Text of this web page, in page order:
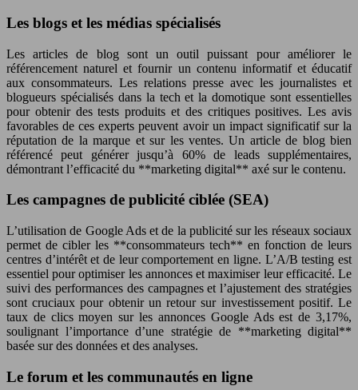
Les blogs et les médias spécialisés
Les articles de blog sont un outil puissant pour améliorer le
référencement naturel et fournir un contenu informatif et éducatif
aux consommateurs. Les relations presse avec les journalistes et
blogueurs spécialisés dans la tech et la domotique sont essentielles
pour obtenir des tests produits et des critiques positives. Les avis
favorables de ces experts peuvent avoir un impact significatif sur la
réputation de la marque et sur les ventes. Un article de blog bien
référencé peut générer jusqu’à 60% de leads supplémentaires,
démontrant l’efficacité du **marketing digital** axé sur le contenu.
Les campagnes de publicité ciblée (SEA)
L’utilisation de Google Ads et de la publicité sur les réseaux sociaux
permet de cibler les **consommateurs tech** en fonction de leurs
centres d’intérêt et de leur comportement en ligne. L’A/B testing est
essentiel pour optimiser les annonces et maximiser leur efficacité. Le
suivi des performances des campagnes et l’ajustement des stratégies
sont cruciaux pour obtenir un retour sur investissement positif. Le
taux de clics moyen sur les annonces Google Ads est de 3,17%,
soulignant l’importance d’une stratégie de **marketing digital**
basée sur des données et des analyses.
Le forum et les communautés en ligne